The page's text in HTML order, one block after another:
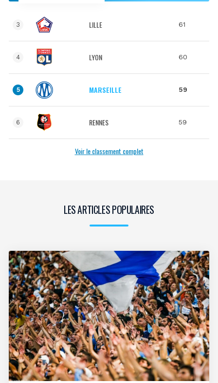
3 LILLE 61
4 LYON 60
5 MARSEILLE 59
6 RENNES 59
Voir le classement complet
LES ARTICLES POPULAIRES